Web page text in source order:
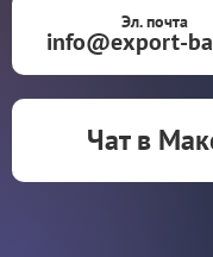
Эл. почта
info@export-
Чат в